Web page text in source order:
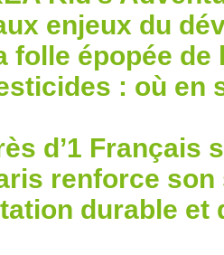
enjeux du
folle épopée de
: où en
d’1 Français
renforce
durable et